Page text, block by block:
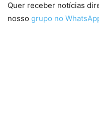
Quer receber notícias
nosso grupo no